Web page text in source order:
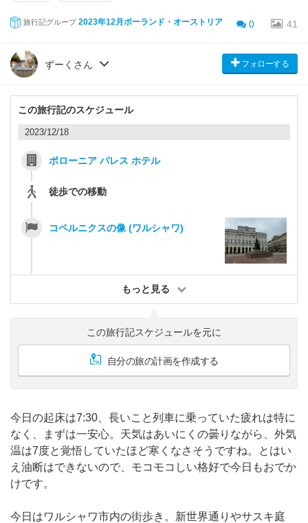
旅行記グループ 2023年12月ポーランド・オーストリア 0 41
ずーくさん フォローする
この旅行記のスケジュール
2023/12/18
ポローニア パレス ホテル
徒歩での移動
コペルニクスの像 (ワルシャワ)
もっと見る
この旅行記スケジュールを元に
自分の旅の計画を作成する
今日の起床は7:30、長いこと列車に乗っていた疲れは特に
なく、まずは一安心。天気はあいにくの曇りながら、外気
温は7度と覚悟していたほど寒くなさそうですね。とはい
え油断はできないので、モコモコしい格好で今日もおでか
けです。
今日はワルシャワ市内の街歩き。新世界通りやサスキ庭